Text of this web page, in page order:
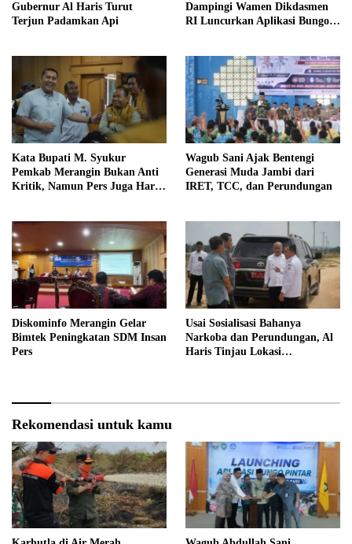
Gubernur Al Haris Turut
Terjun Padamkan Api
Dampingi Wamen Dikdasmen
RI Luncurkan Aplikasi Bungo
Kata Bupati M. Syukur
Pemkab Merangin Bukan Anti
Kritik, Namun Pers Juga Harus
Wagub Sani Ajak Bentengi
Generasi Muda Jambi dari
IRET, TCC, dan Perundungan
Diskominfo Merangin Gelar
Bimtek Peningkatan SDM Insan
Pers
Usai Sosialisasi Bahanya
Narkoba dan Perundungan, Al
Haris Tinjau Lokasi
Rekomendasi untuk kamu